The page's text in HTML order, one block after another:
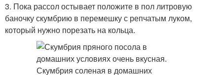
3. Пока рассол остывает положите в пол литровую
баночку скумбрию в перемешку с репчатым луком,
который нужно порезать на кольца.